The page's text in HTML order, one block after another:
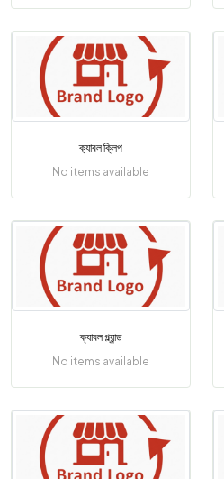
ক্যাবল ক্লিপ
No items available
ক্যাবল গ্ল্যান্ড
No items available